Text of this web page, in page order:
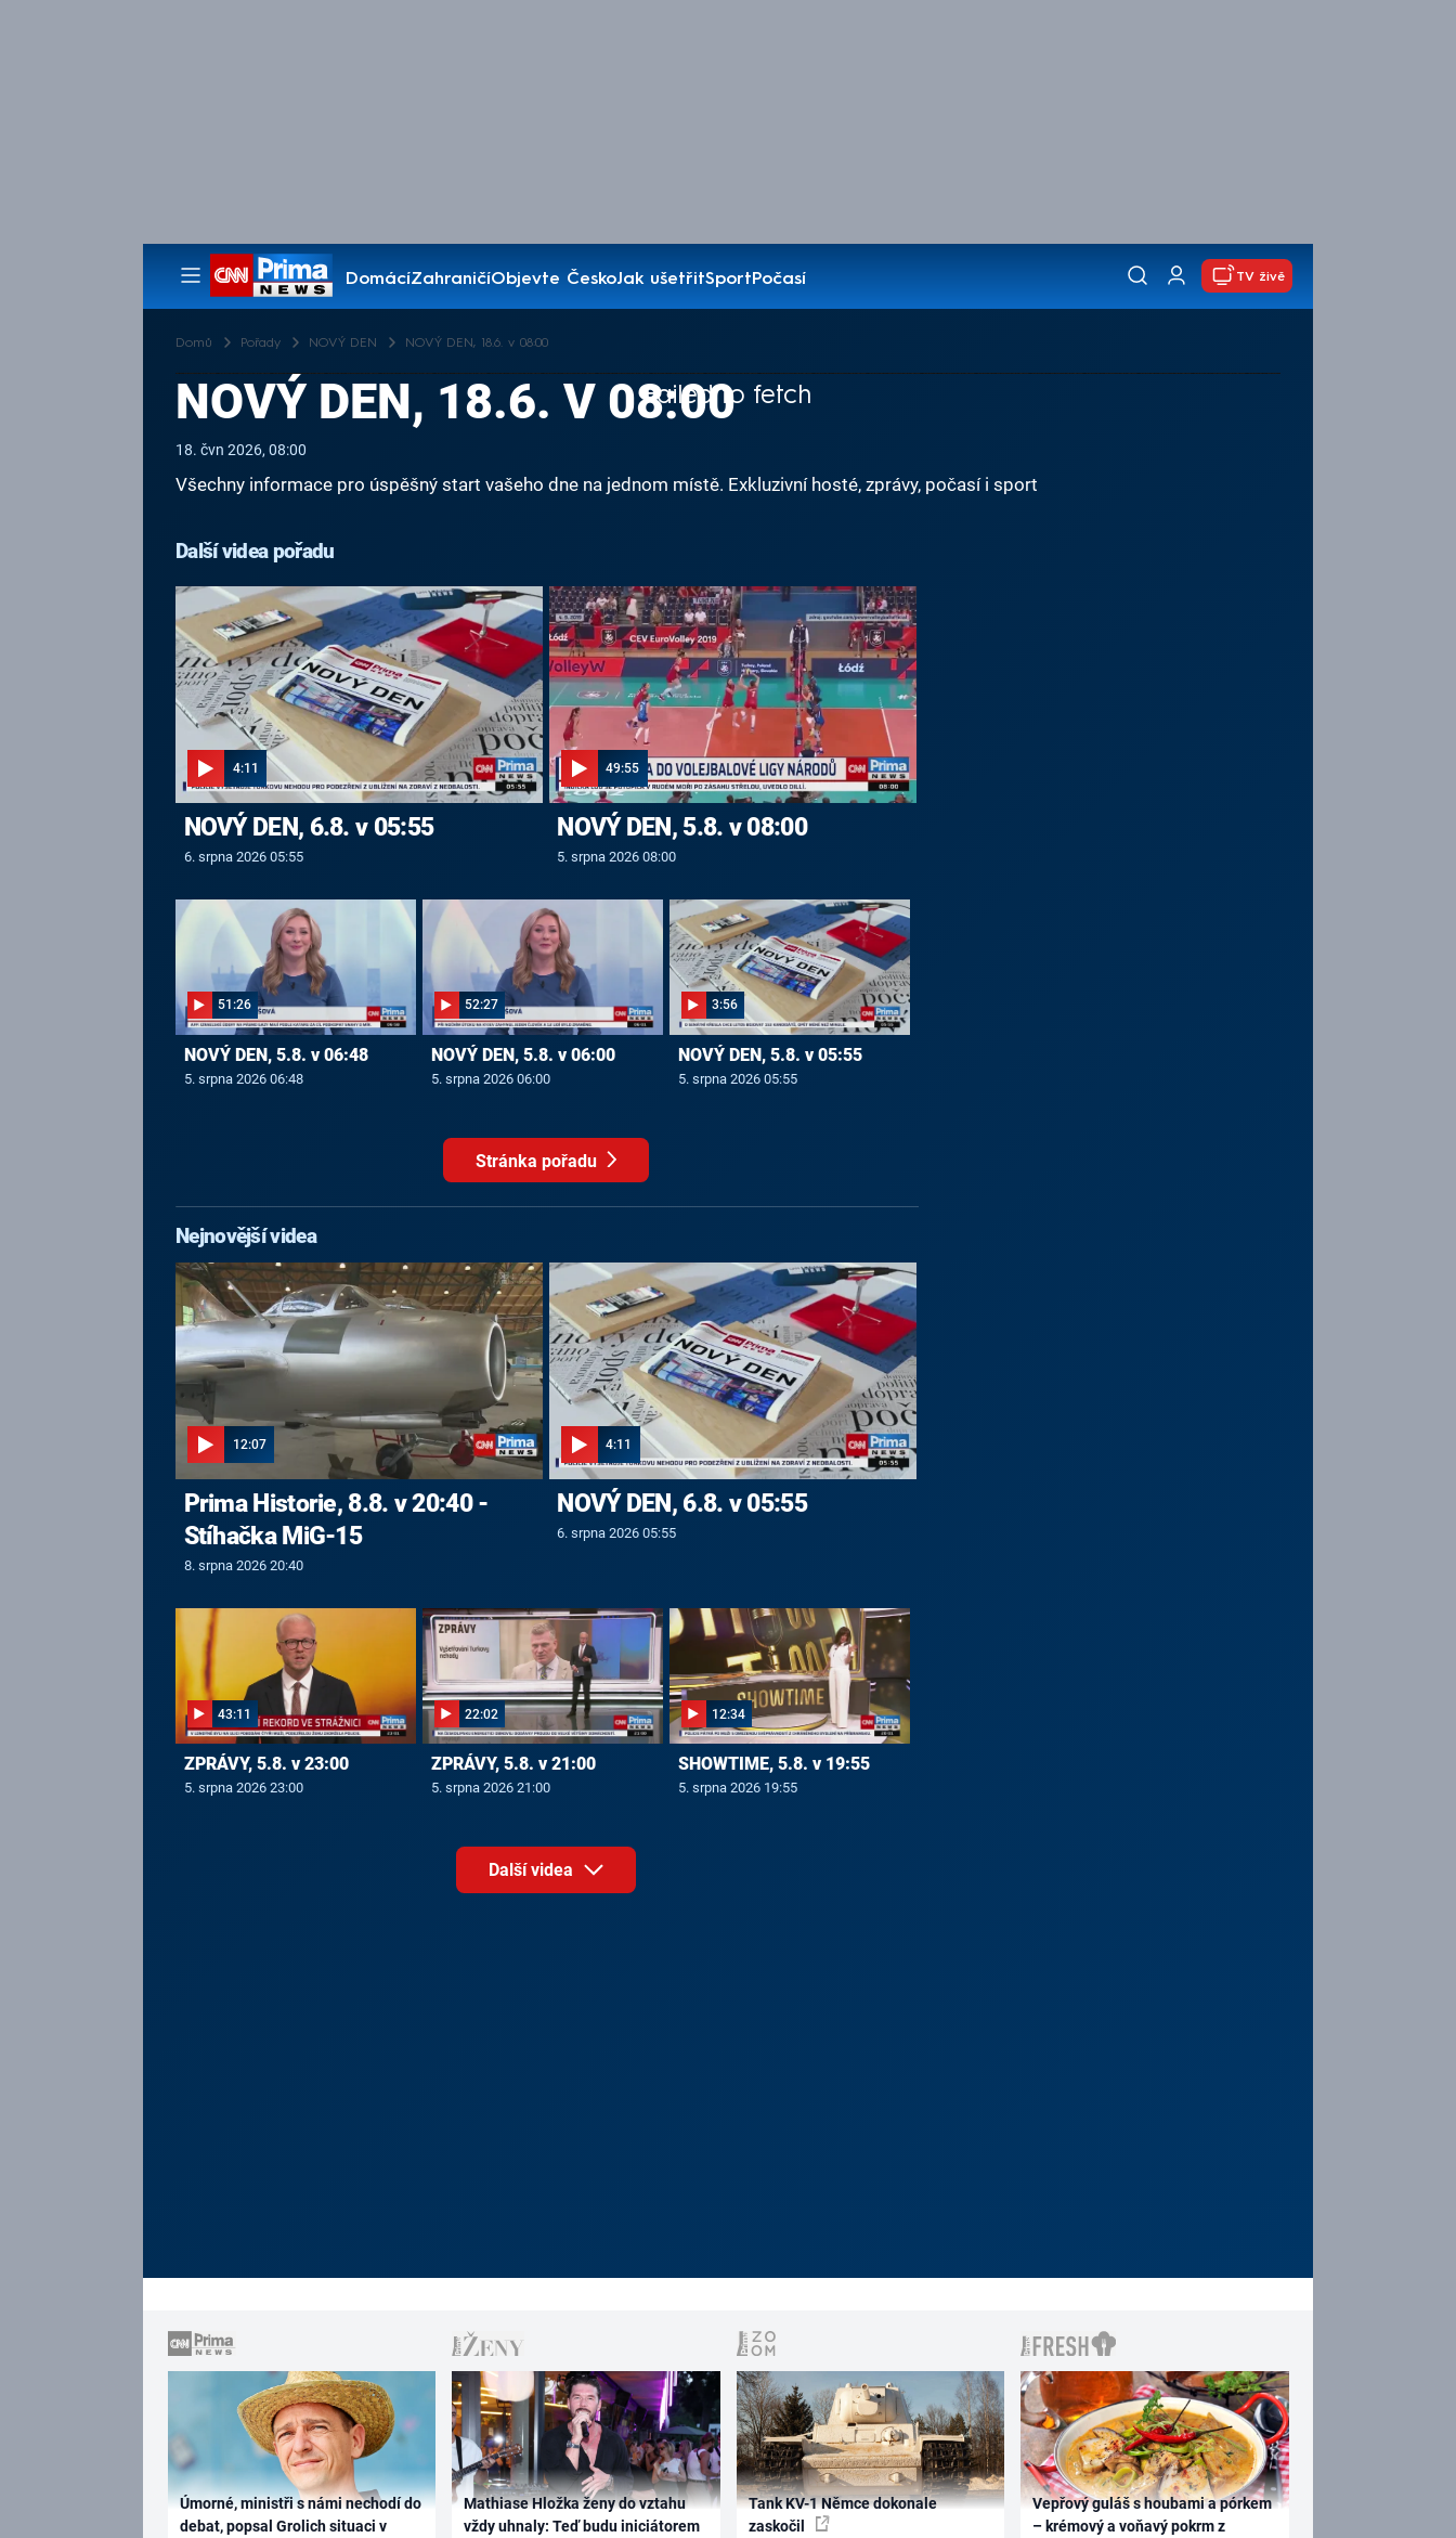
DomácíZahraničíObjevte ČeskoJak ušetřitSportPočasí
Pořady
TV živě
Domů Pořady NOVÝ DEN NOVÝ DEN, 18.6. v 08:00
Failed to fetch
NOVÝ DEN, 18.6. V 08:00
18. čvn 2026, 08:00
Všechny informace pro úspěšný start vašeho dne na jednom místě. Exkluzivní hosté, zprávy, počasí i sport
Další videa pořadu
4:11
NOVÝ DEN, 6.8. v 05:55
6. srpna 2026 05:55
49:55
NOVÝ DEN, 5.8. v 08:00
5. srpna 2026 08:00
51:26
NOVÝ DEN, 5.8. v 06:48
5. srpna 2026 06:48
52:27
NOVÝ DEN, 5.8. v 06:00
5. srpna 2026 06:00
3:56
NOVÝ DEN, 5.8. v 05:55
5. srpna 2026 05:55
Stránka pořadu
Nejnovější videa
12:07
Prima Historie, 8.8. v 20:40 -
Stíhačka MiG-15
8. srpna 2026 20:40
4:11
NOVÝ DEN, 6.8. v 05:55
6. srpna 2026 05:55
43:11
ZPRÁVY, 5.8. v 23:00
5. srpna 2026 23:00
22:02
ZPRÁVY, 5.8. v 21:00
5. srpna 2026 21:00
12:34
SHOWTIME, 5.8. v 19:55
5. srpna 2026 19:55
Další videa
Úmorné, ministři s námi nechodí do
debat, popsal Grolich situaci v
Mathiase Hložka ženy do vztahu
vždy uhnaly: Teď budu iniciátorem
Tank KV-1 Němce dokonale
zaskočil
Vepřový guláš s houbami a pórkem
– krémový a voňavý pokrm z